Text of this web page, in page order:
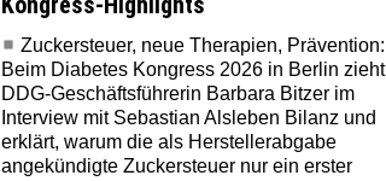
Zuckersteuer, neue Therapien, Prävention:
Beim Diabetes Kongress 2026 in Berlin zieht
DDG-Geschäftsführerin Barbara Bitzer im
Interview mit Sebastian Alsleben Bilanz und
erklärt, warum die als Herstellerabgabe
angekündigte Zuckersteuer nur ein erster